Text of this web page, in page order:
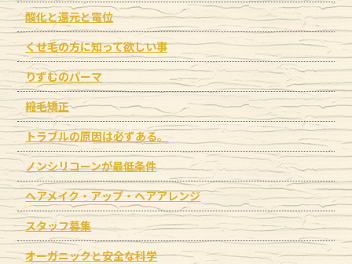
酸化と還元と電位
くせ毛の方に知って欲しい事
りずむのパーマ
縮毛矯正
トラブルの原因は必ずある。
ノンシリコーンが最低条件
ヘアメイク・アップ・ヘアアレンジ
スタッフ募集
オーガニックと安全な科学